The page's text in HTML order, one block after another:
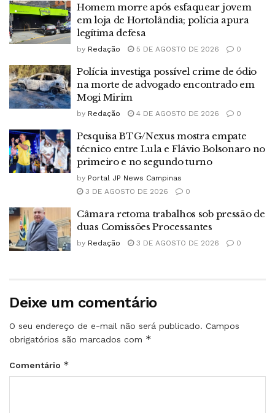
Homem morre após esfaquear jovem
em loja de Hortolândia; polícia apura
legítima defesa
by Redação 5 DE AGOSTO DE 2026 0
Polícia investiga possível crime de ódio
na morte de advogado encontrado em
Mogi Mirim
by Redação 4 DE AGOSTO DE 2026 0
Pesquisa BTG/Nexus mostra empate
técnico entre Lula e Flávio Bolsonaro no
primeiro e no segundo turno
by Portal JP News Campinas
3 DE AGOSTO DE 2026
0
Câmara retoma trabalhos sob pressão de
duas Comissões Processantes
by Redação 3 DE AGOSTO DE 2026 0
Deixe um comentário
O seu endereço de e-mail não será publicado. Campos
obrigatórios são marcados com *
Comentário *